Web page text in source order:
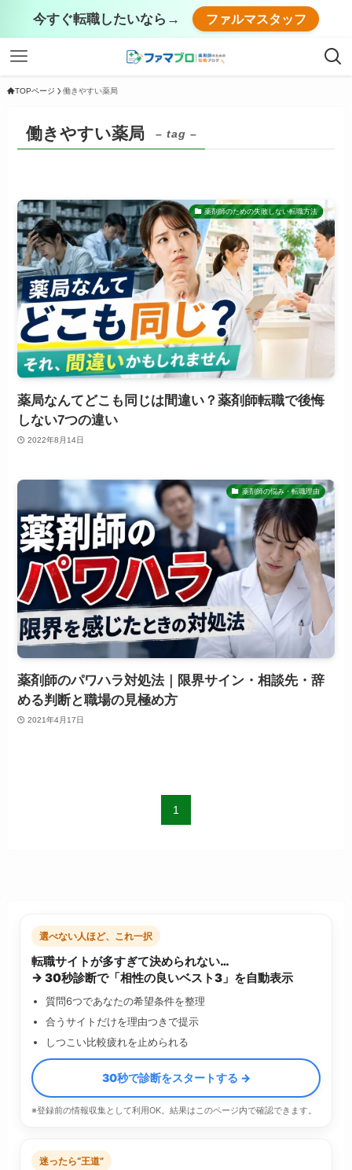
今すぐ転職したいなら→ ファルマスタッフ
TOPページ 働きやすい薬局
働きやすい薬局 – tag –
薬剤師のための失敗しない転職方法
薬局なんてどこも同じは間違い？薬剤師転職で後悔
しない7つの違い
2022年8月14日
薬剤師の悩み・転職理由
薬剤師のパワハラ対処法｜限界サイン・相談先・辞
める判断と職場の見極め方
2021年4月17日
1
選べない人ほど、これ一択
転職サイトが多すぎて決められない…
→ 30秒診断で「相性の良いベスト3」を自動表示
質問6つであなたの希望条件を整理
合うサイトだけを理由つきで提示
しつこい比較疲れを止められる
30秒で診断をスタートする →
※登録前の情報収集として利用OK。結果はこのページ内で確認できます。
迷ったら“王道”